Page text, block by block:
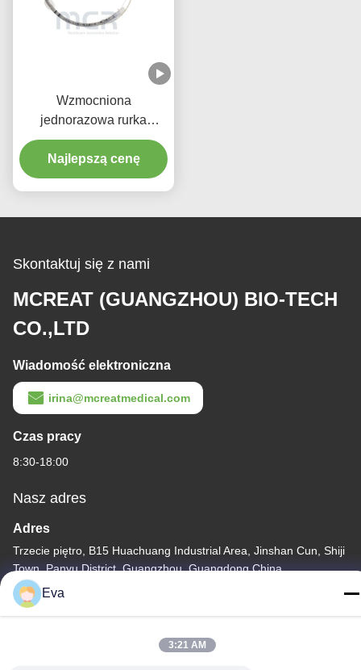
Wzmocniona
jednorazowa rurka
endotrachealna z
mikrocienkimi kajdanami
PU
Najlepszą cenę
Skontaktuj się z nami
MCREAT (GUANGZHOU) BIO-TECH
CO.,LTD
Wiadomość elektroniczna
irina@mcreatmedical.com
Czas pracy
8:30-18:00
Nasz adres
Adres
Trzecie piętro, B15 Huachuang Industrial Area, Jinshan Cun, Shiji
Town, Panyu District, Guangzhou, Guangdong China
Tel. Eva
3:21 AM